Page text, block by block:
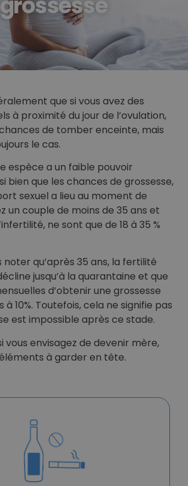
que si vous avez des
à proximité du jour de l’ovulation,
de tomber enceinte, mais
le cas.
espèce a un faible pouvoir
bien que les chances de grossesse,
sexuel a lieu au moment de
un couple de moins de 35 ans et
ne sont que de 18 à 35 %
qu’après 35 ans, la fertilité
jusqu’à la quarantaine et que
d’obtenir une grossesse
10%. Toutefois, cela ne signifie pas
est impossible après ce stade.
vous envisagez de devenir mère,
à garder en tête.